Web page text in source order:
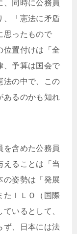
、同時に公務員
、「憲法に矛盾
思ったもので
位置付けは「全
、予算は国会で
法の中で、この
あるのかも知れ
を含めた公務員
えることは「当
の姿勢は「発展
たＩＬＯ（国際
いるとして、
ず、日本には法